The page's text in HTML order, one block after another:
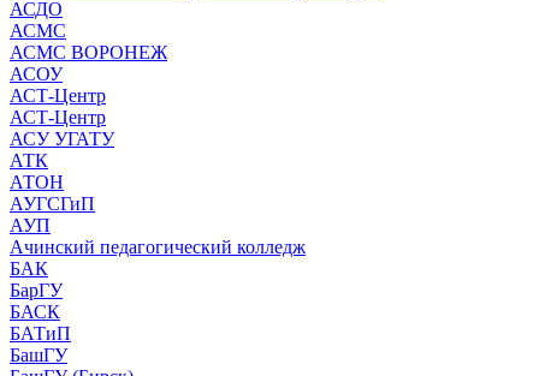
АСДО
АСМС
АСМС ВОРОНЕЖ
АСОУ
АСТ-Центр
АСТ-Центр
АСУ УГАТУ
АТК
АТОН
АУГСГиП
АУП
Ачинский педагогический колледж
БАК
БарГУ
БАСК
БАТиП
БашГУ